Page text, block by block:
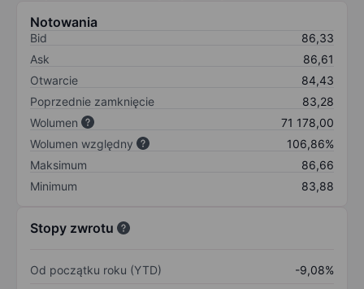
Notowania
Bid
86,33
Ask
86,61
Otwarcie
84,43
Poprzednie zamknięcie
83,28
Wolumen
71 178,00
Wolumen względny
106,86%
Maksimum
86,66
Minimum
83,88
Stopy zwrotu
Od początku roku (YTD)
-9,08%